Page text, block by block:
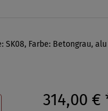
SK08, Farbe: Betongrau,
314,00 €